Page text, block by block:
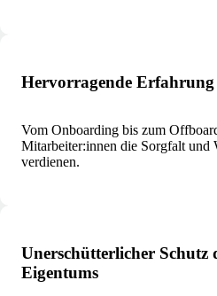
Hervorragende
Vom Onboarding bis zum
Mitarbeiter:innen die Sorgfalt und
verdienen.
Unerschütterlicher Schutz
Eigentums